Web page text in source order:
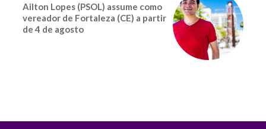
Ailton Lopes (PSOL) assume como
vereador de Fortaleza (CE) a partir
de 4 de agosto